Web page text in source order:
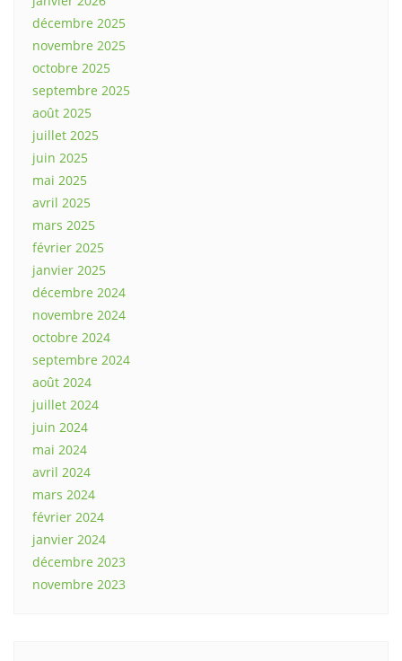
décembre 2025
novembre 2025
octobre 2025
septembre 2025
août 2025
juillet 2025
juin 2025
mai 2025
avril 2025
mars 2025
février 2025
janvier 2025
décembre 2024
novembre 2024
octobre 2024
septembre 2024
août 2024
juillet 2024
juin 2024
mai 2024
avril 2024
mars 2024
février 2024
janvier 2024
décembre 2023
novembre 2023